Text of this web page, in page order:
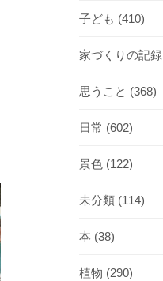
子ども (410)
家づくりの記録
思うこと (368)
日常 (602)
景色 (122)
未分類 (114)
本 (38)
植物 (290)